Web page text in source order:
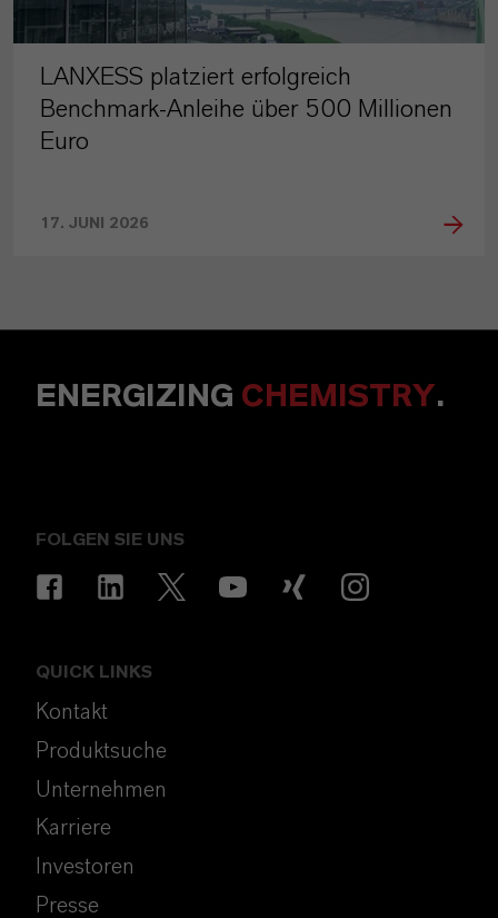
LANXESS platziert erfolgreich
Benchmark-Anleihe über 500 Millionen
Euro
17. JUNI 2026
ENERGIZING CHEMISTRY.
FOLGEN SIE UNS
QUICK LINKS
Kontakt
Produktsuche
Unternehmen
Karriere
Investoren
Presse